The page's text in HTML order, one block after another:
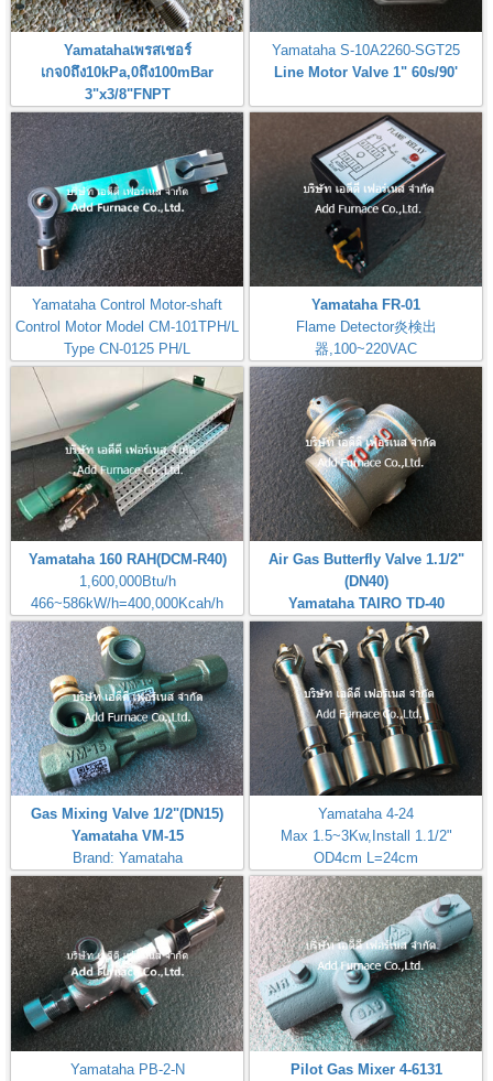
Yamatahaเพรสเชอร์
เกจ0ถึง10kPa,0ถึง100mBar
3"x3/8"FNPT
Pressure Gauge 0-10kPa,0-
100mBar
Yamataha S-10A2260-SGT25
Line Motor Valve 1" 60s/90'
Yamataha Control Motor-shaft
Control Motor Model CM-101TPH/L
Type CN-0125 PH/L
MODEL-CM-101TPH/L-B7I
Yamataha FR-01
Flame Detector炎検出
器,100~220VAC
Check: Flame Rod
Yamataha 160 RAH(DCM-R40)
1,600,000Btu/h
466~586kW/h=400,000Kcah/h
Airheat:Max Temperature
400℃,750℉
Air Gas Butterfly Valve 1.1/2"
(DN40)
Yamataha TAIRO TD-40
Brand: Yamataha
Gas Mixing Valve 1/2"(DN15)
Yamataha VM-15
Brand: Yamataha
Yamataha 4-24
Max 1.5~3Kw,Install 1.1/2"
OD4cm L=24cm
Inlet Gas Size 1/4"
Yamataha PB-2-N
Pilot Gas Mixer 4-6131